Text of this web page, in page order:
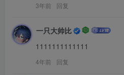
3年前 回复
一只大帅比
1111111111111
4年前 回复